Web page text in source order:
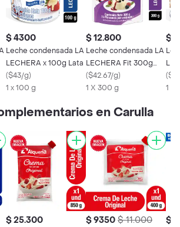
$ 4300
Leche condensada LA
LECHERA x 100g Lata
($43/g)
1 x 100 g
$ 12.800
Leche condensada LA
LECHERA Fit 300g
Doypack
($42.67/g)
1 X 300 g
$
(
1 x
en Carulla
$ 25.300 $ 9350 $ 11.000 $